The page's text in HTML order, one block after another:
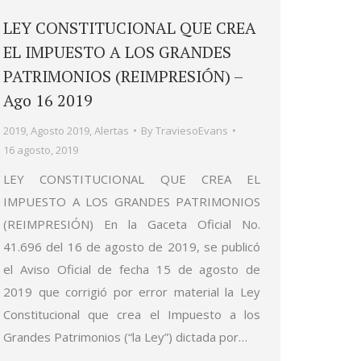
LEY CONSTITUCIONAL QUE CREA
EL IMPUESTO A LOS GRANDES
PATRIMONIOS (REIMPRESIÓN) –
Ago 16 2019
2019, Agosto 2019, Alertas ByTraviesoEvans
16 agosto, 2019
LEY CONSTITUCIONAL QUE CREA EL
IMPUESTO A LOS GRANDES PATRIMONIOS
(REIMPRESIÓN) En la Gaceta Oficial No.
41.696 del 16 de agosto de 2019, se publicó
el Aviso Oficial de fecha 15 de agosto de
2019 que corrigió por error material la Ley
Constitucional que crea el Impuesto a los
Grandes Patrimonios (“la Ley”) dictada por…